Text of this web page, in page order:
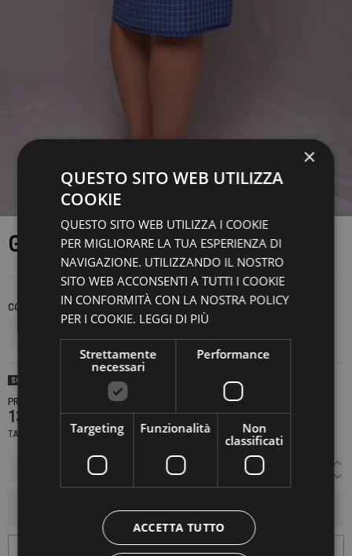
GONNA TELA
COLORE TAGLIE NAZIONALI
SOLD OUT
PRODOTTO NON DISPONIBILE CONTATTACI PER SAPERE DI PIÙ
132,30 €
TASSE INCLUSE
AGGIUNGI AL CARRELLO
×
QUESTO SITO WEB UTILIZZA
COOKIE
QUESTO SITO WEB UTILIZZA I COOKIE
PER MIGLIORARE LA TUA ESPERIENZA DI
NAVIGAZIONE. UTILIZZANDO IL NOSTRO
SITO WEB ACCONSENTI A TUTTI I COOKIE
IN CONFORMITÀ CON LA NOSTRA POLICY
PER I COOKIE. LEGGI DI PIÙ
Strettamente
necessari
Performance
Targeting Funzionalità
Non
classificati
ACCETTA TUTTO